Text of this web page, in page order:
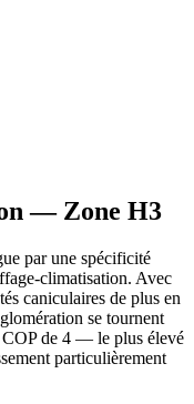
— Zone H3
par une spécificité
climatisation. Avec
caniculaires de plus en
se tournent
COP de 4 — le plus élevé
particulièrement